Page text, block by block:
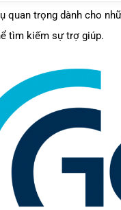
quan trọng dành cho
tìm kiếm sự trợ giúp.